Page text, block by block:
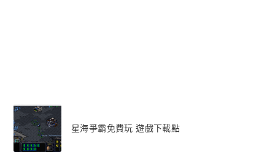
星海爭霸免費玩 遊戲下載點